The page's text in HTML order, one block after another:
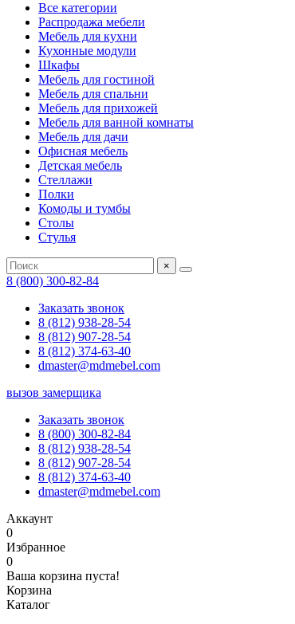
Все категории
Распродажа мебели
Мебель для кухни
Кухонные модули
Шкафы
Мебель для гостиной
Мебель для спальни
Мебель для прихожей
Мебель для ванной комнаты
Мебель для дачи
Офисная мебель
Детская мебель
Стеллажи
Полки
Комоды и тумбы
Столы
Стулья
×
8 (800) 300-82-84
Заказать звонок
8 (812) 938-28-54
8 (812) 907-28-54
8 (812) 374-63-40
dmaster@mdmebel.com
вызов замерщика
Заказать звонок
8 (800) 300-82-84
8 (812) 938-28-54
8 (812) 907-28-54
8 (812) 374-63-40
dmaster@mdmebel.com
Аккаунт
0
Избранное
0
Ваша корзина пуста!
Корзина
Каталог